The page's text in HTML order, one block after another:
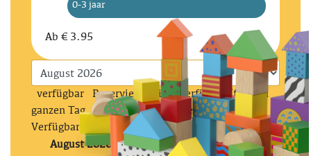
0-3 jaar
Ab € 3.95
verfügbar Reserviert
Nicht verfügbar (für den
ganzen Tag, prüfe die stundenweise
Verfügbarkeit)
August 2026